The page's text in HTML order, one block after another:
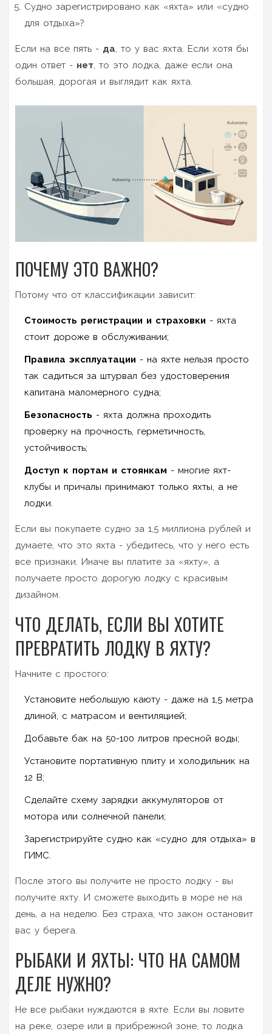
Судно зарегистрировано как «яхта» или «судно
для отдыха»?
Если на все пять - да, то у вас яхта. Если хотя бы
один ответ - нет, то это лодка, даже если она
большая, дорогая и выглядит как яхта.
ПОЧЕМУ ЭТО ВАЖНО?
Потому что от классификации зависит:
Стоимость регистрации и страховки - яхта
стоит дороже в обслуживании;
Правила эксплуатации - на яхте нельзя просто
так садиться за штурвал без удостоверения
капитана маломерного судна;
Безопасность - яхта должна проходить
проверку на прочность, герметичность,
устойчивость;
Доступ к портам и стоянкам - многие яхт-
клубы и причалы принимают только яхты, а не
лодки.
Если вы покупаете судно за 1,5 миллиона рублей и
думаете, что это яхта - убедитесь, что у него есть
все признаки. Иначе вы платите за «яхту», а
получаете просто дорогую лодку с красивым
дизайном.
ЧТО ДЕЛАТЬ, ЕСЛИ ВЫ ХОТИТЕ
ПРЕВРАТИТЬ ЛОДКУ В ЯХТУ?
Начните с простого:
Установите небольшую каюту - даже на 1,5 метра
длиной, с матрасом и вентиляцией;
Добавьте бак на 50-100 литров пресной воды;
Установите портативную плиту и холодильник на
12 В;
Сделайте схему зарядки аккумуляторов от
мотора или солнечной панели;
Зарегистрируйте судно как «судно для отдыха» в
ГИМС.
После этого вы получите не просто лодку - вы
получите яхту. И сможете выходить в море не на
день, а на неделю. Без страха, что закон остановит
вас у берега.
РЫБАКИ И ЯХТЫ: ЧТО НА САМОМ
ДЕЛЕ НУЖНО?
Не все рыбаки нуждаются в яхте. Если вы ловите
на реке, озере или в прибрежной зоне, то лодка